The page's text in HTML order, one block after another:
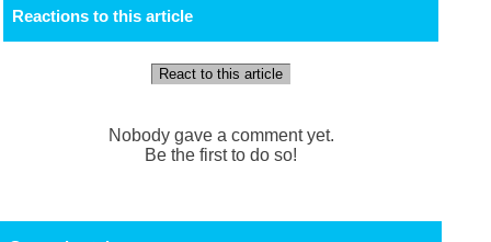
Reactions to this article
React to this article
Nobody gave a comment yet.
Be the first to do so!